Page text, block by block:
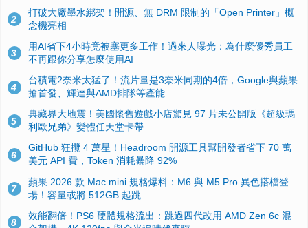
2
打破大廠墨水綁架！開源、無 DRM 限制的「Open Printer」概
念機亮相
3
用AI省下4小時竟被塞更多工作！過來人曝光：為什麼優秀員工
不再跟你分享怎麼使用AI
4
台積電2奈米太猛了！流片量是3奈米同期的4倍，Google與蘋果
搶首發、輝達與AMD排隊等產能
5
典藏界大地震！美國懷舊遊戲小店驚見 97 片未公開版《超級瑪
利歐兄弟》變體任天堂卡帶
6
GitHub 狂攬 4 萬星！Headroom 開源工具幫開發者省下 70 萬
美元 API 費，Token 消耗暴降 92%
7
蘋果 2026 款 Mac mini 規格爆料：M6 與 M5 Pro 異色搭檔登
場！容量或將 512GB 起跳
8
效能翻倍！PS6 硬體規格流出：跳過四代改用 AMD Zen 6c 混